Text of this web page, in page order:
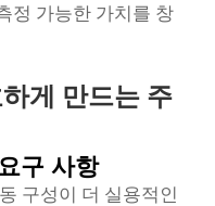
정 가능한 가치를 창
게 만드는 주
구 사항
구성이 더 실용적인